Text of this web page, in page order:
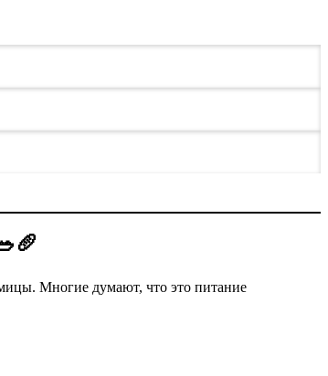
Многие думают, что это питание